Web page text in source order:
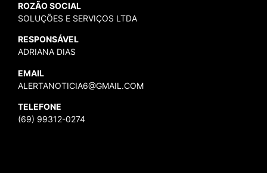
ROZÃO SOCIAL
SOLUÇÕES E SERVIÇOS LTDA
RESPONSÁVEL
ADRIANA DIAS
EMAIL
ALERTANOTICIA6@GMAIL.COM
TELEFONE
(69) 99312-0274